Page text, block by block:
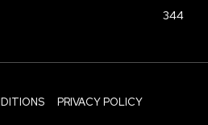
344
PRIVACY POLICY